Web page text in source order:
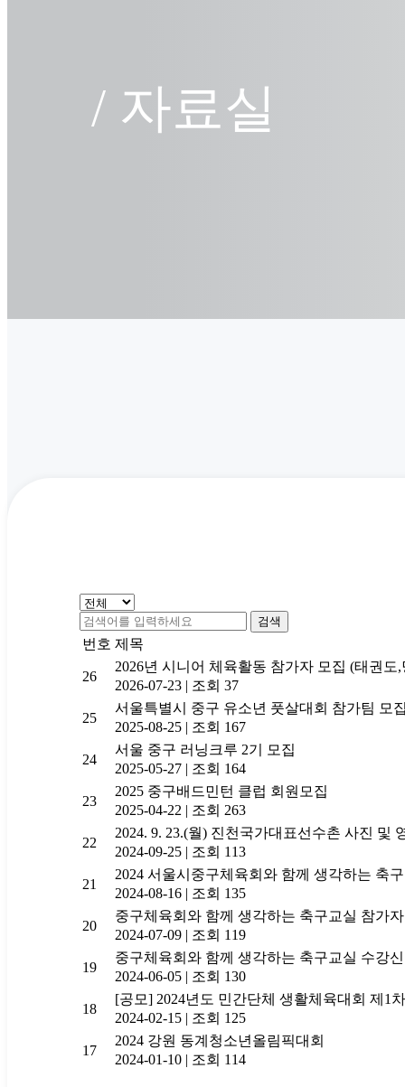
/ 자료실
검색
번호 제목
26
2026년 시니어 체육활동 참가자 모집 (태권도,
2026-07-23 | 조회 37
25
서울특별시 중구 유소년 풋살대회 참가팀 모
2025-08-25 | 조회 167
24
서울 중구 러닝크루 2기 모집
2025-05-27 | 조회 164
23
2025 중구배드민턴 클럽 회원모집
2025-04-22 | 조회 263
22
2024. 9. 23.(월) 진천국가대표선수촌 사진 및
2024-09-25 | 조회 113
21
2024 서울시중구체육회와 함께 생각하는 축
2024-08-16 | 조회 135
20
중구체육회와 함께 생각하는 축구교실 참가
2024-07-09 | 조회 119
19
중구체육회와 함께 생각하는 축구교실 수강
2024-06-05 | 조회 130
18
[공모] 2024년도 민간단체 생활체육대회 제1
2024-02-15 | 조회 125
17
2024 강원 동계청소년올림픽대회
2024-01-10 | 조회 114